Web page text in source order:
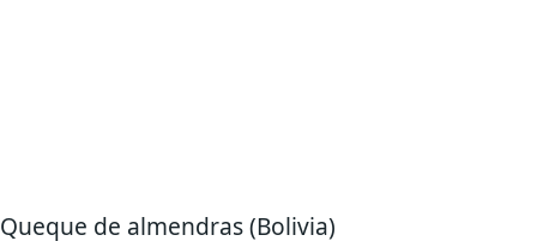
Queque de almendras (Bolivia)